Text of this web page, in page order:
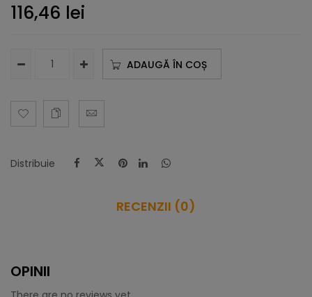
116,46 lei
ADAUGĂ ÎN COȘ
Distribuie
RECENZII (0)
OPINII